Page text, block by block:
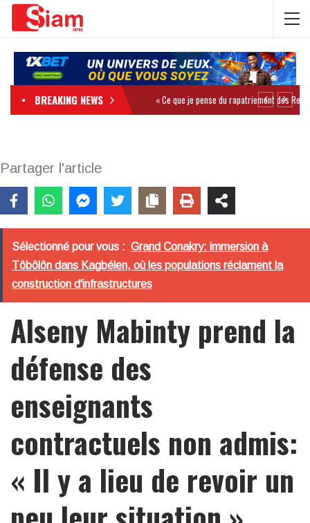
BREAKING NEWS
Partager l'article
Sélectionné pour vous : Grand Conakry: immersion à
Tôbôlôn dans Kagbélen, où les populations réclament la
construction d'infrastructures
Alseny Mabinty prend la
défense des
enseignants
contractuels non admis:
« Il y a lieu de revoir un